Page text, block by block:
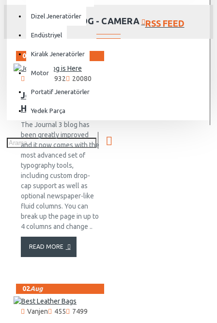
Dizel Jeneratörler
Endüstriyel
Kiralık Jeneratörler
Motor
Portatif Jeneratörler
Yedek Parça
JOURNAL BLOG - CAMERA RSS FEED
02 Aug
932 20080
Journal Blog is
Here
The Journal 3 blog has
been greatly improved
and it now comes with the
most advanced set of
typography tools,
including custom drop-
cap support as well as
optional newspaper-like
fluid columns. You can
break up the page in up to
4 columns and change ..
READ MORE
02Aug
Vanjen 455 7499